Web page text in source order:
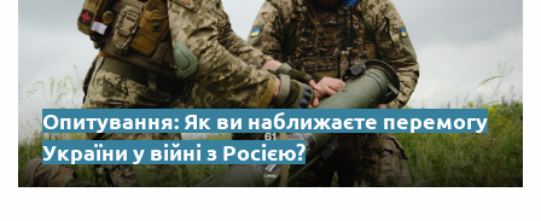
Опитування: Як ви наближаєте перемогу
України у війні з Росією?